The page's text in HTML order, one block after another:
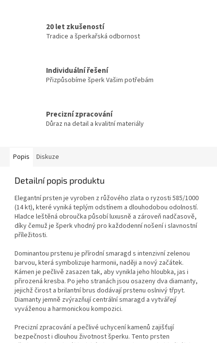
20 let zkušeností
Tradice a šperkařská odbornost
Individuální řešení
Přizpůsobíme šperk Vašim potřebám
Precizní zpracování
Důraz na detail a kvalitní materiály
Popis Diskuze
Detailní popis produktu
Elegantní prsten je vyroben z růžového zlata o ryzosti 585/1000
(14 kt), které vyniká teplým odstínem a dlouhodobou odolností.
Hladce leštěná obroučka působí luxusně a zároveň nadčasově,
díky čemuž je šperk vhodný pro každodenní nošení i slavnostní
příležitosti.
Dominantou prstenu je přírodní smaragd s intenzivní zelenou
barvou, která symbolizuje harmonii, naději a nový začátek.
Kámen je pečlivě zasazen tak, aby vynikla jeho hloubka, jas i
přirozená kresba. Po jeho stranách jsou osazeny dva diamanty,
jejichž čirost a brilantní brus dodávají prstenu oslnivý třpyt.
Diamanty jemně zvýrazňují centrální smaragd a vytvářejí
vyváženou a harmonickou kompozici.
Precizní zpracování a pečlivé uchycení kamenů zajišťují
bezpečnost i dlouhou životnost šperku. Tento prsten